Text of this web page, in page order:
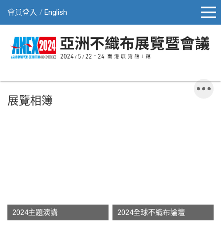
會員登入 English
展覽相簿
2024主題演講 2024全球不織布論壇